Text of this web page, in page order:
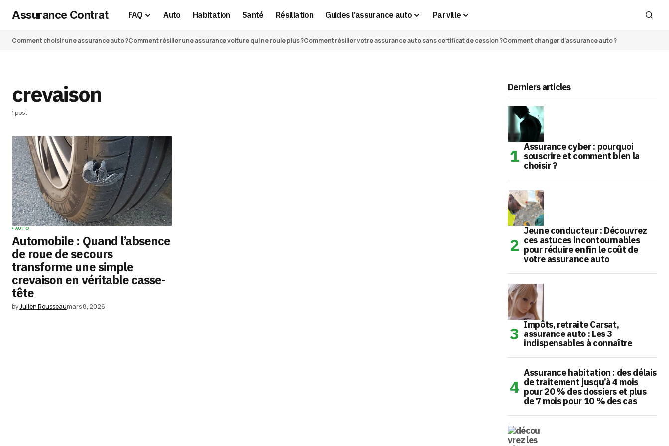
Assurance Contrat FAQ Auto Habitation Santé Résiliation Guides l’assurance auto Par ville
Comment choisir une assurance auto ?Comment résilier une assurance voiture qui ne roule plus ?Comment résilier votre assurance auto sans certificat de cession ?Comment changer d’assurance auto ?
crevaison
1 post
AUTO
Automobile : Quand l’absence
de roue de secours
transforme une simple
crevaison en véritable casse-
tête
byJulien Rousseaumars 8, 2026
Derniers articles
Assurance cyber : pourquoi
souscrire et comment bien la
choisir ?
Jeune conducteur : Découvrez
ces astuces incontournables
pour réduire enfin le coût de
votre assurance auto
Impôts, retraite Carsat,
assurance auto : Les 3
indispensables à connaître
Assurance habitation : des délais
de traitement jusqu’à 4 mois
pour 20 % des dossiers et plus
de 7 mois pour 10 % des cas